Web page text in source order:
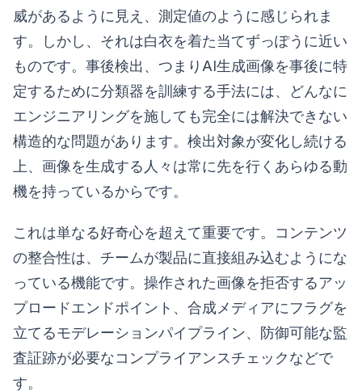
威があるように見え、測定値のように感じられま
す。しかし、それは白衣を着た当てずっぽうに近い
ものです。事後検出、つまりAI生成画像を事後に特
定するために分類器を訓練する手法には、どんなに
エンジニアリングを施しても完全には解決できない
構造的な問題があります。検出対象が変化し続ける
上、画像を生成する人々は常に先を行くあらゆる動
機を持っているからです。
これは単なる好奇心を超えて重要です。コンテンツ
の整合性は、チームが製品に直接組み込むようにな
っている機能です。操作された画像を拒否するアッ
プロードエンドポイント、合成メディアにフラグを
立てるモデレーションパイプライン、防御可能な監
査証跡が必要なコンプライアンスチェックなどで
す。